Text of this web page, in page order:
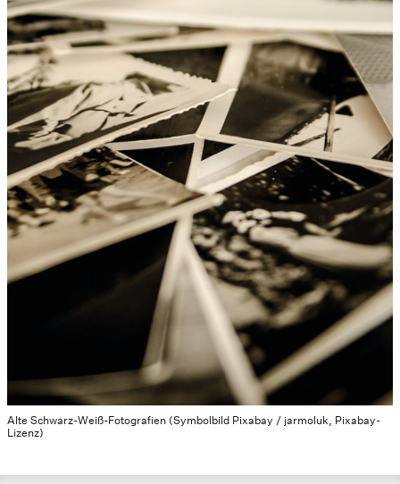
Alte Schwarz-Weiß-Fotografien (Symbolbild Pixabay / jarmoluk, Pixabay-
Lizenz)